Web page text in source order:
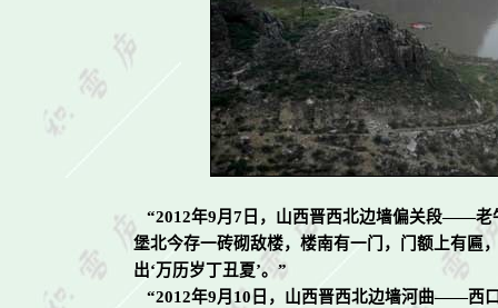
“2012年9月 7日，山西晋西北边墙偏关段——老
堡北今存一砖砌敌楼，楼南有一门，门额上有匾
出‘万历岁丁丑夏’。”
“2012年9月 10 日，山西晋西北边墙河曲——西